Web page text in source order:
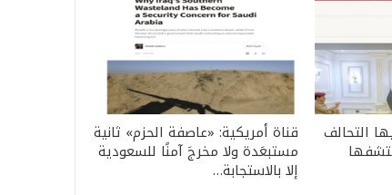
التحالف قناة أمريكية: «عاصفة الحزم» ثانية
مستبعَدة ولا مخرجَ آمنًا للسعودية
إلا بالاستجابة…